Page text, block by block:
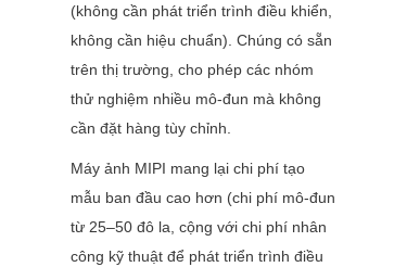
(không cần phát triển trình điều khiển,
không cần hiệu chuẩn). Chúng có sẵn
trên thị trường, cho phép các nhóm
thử nghiệm nhiều mô-đun mà không
cần đặt hàng tùy chỉnh.
Máy ảnh MIPI mang lại chi phí tạo
mẫu ban đầu cao hơn (chi phí mô-đun
từ 25–50 đô la, cộng với chi phí nhân
công kỹ thuật để phát triển trình điều